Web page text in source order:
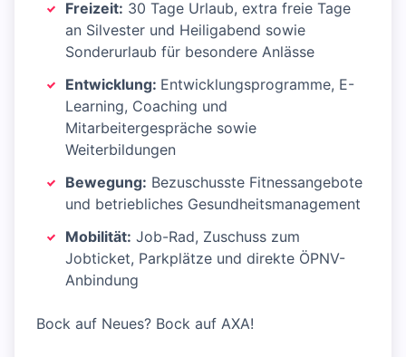
Freizeit: 30 Tage Urlaub, extra freie Tage
an Silvester und Heiligabend sowie
Sonderurlaub für besondere Anlässe
Entwicklung: Entwicklungsprogramme, E-
Learning, Coaching und
Mitarbeitergespräche sowie
Weiterbildungen
Bewegung: Bezuschusste Fitnessangebote
und betriebliches Gesundheitsmanagement
Mobilität: Job-Rad, Zuschuss zum
Jobticket, Parkplätze und direkte ÖPNV-
Anbindung
Bock auf Neues? Bock auf AXA!